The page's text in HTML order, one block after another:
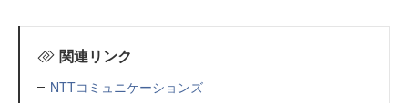
関連リンク
NTTコミュニケーションズ